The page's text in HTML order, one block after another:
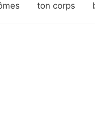
ton corps